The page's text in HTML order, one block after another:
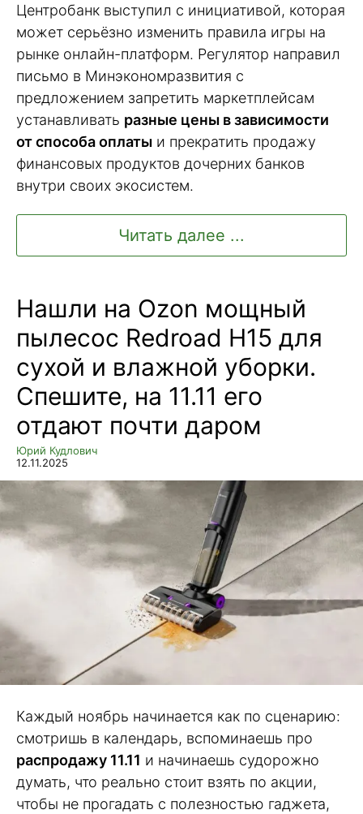
Центробанк выступил с инициативой, которая
может серьёзно изменить правила игры на
рынке онлайн-платформ. Регулятор направил
письмо в Минэкономразвития с
предложением запретить маркетплейсам
устанавливать разные цены в зависимости
от способа оплаты и прекратить продажу
финансовых продуктов дочерних банков
внутри своих экосистем.
Читать далее ...
Нашли на Ozon мощный
пылесос Redroad H15 для
сухой и влажной уборки.
Спешите, на 11.11 его
отдают почти даром
Юрий Кудлович
12.11.2025
Каждый ноябрь начинается как по сценарию:
смотришь в календарь, вспоминаешь про
распродажу 11.11 и начинаешь судорожно
думать, что реально стоит взять по акции,
чтобы не прогадать с полезностью гаджета,